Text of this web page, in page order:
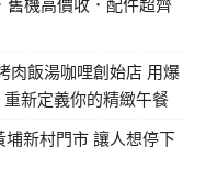
肉飯湯咖哩創始店 用爆
新定義你的精緻午餐
新村門市 讓人想停下